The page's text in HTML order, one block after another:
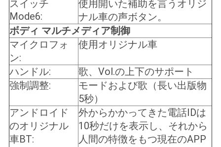
スイッチ
Mode6:
使用開いた補助を言うオリジ
ナル車の声ボタン。
ボディ マルチメディア制御
マイクロフォ
ン:
使用オリジナル車
ハンドル:
歌、Vol.の上下のサポート
強制調整:
モードおよび歌（長い出版物
5秒）
アンドロイド
のオリジナル
車BT:
外からかかってきた電話IDは
10秒だけを表示し、それから
人間の特徴をもつ現在のAPP